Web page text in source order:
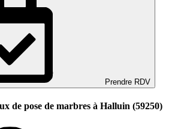
Prendre RDV
de pose de marbres à Halluin (59250)